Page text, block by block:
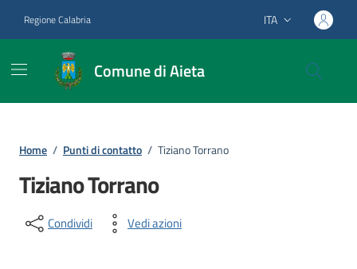
Regione Calabria Lingua attiva:
ITA
Comune di Aieta
Home / Punti di contatto / Tiziano Torrano
Tiziano Torrano
Condividi Vedi azioni